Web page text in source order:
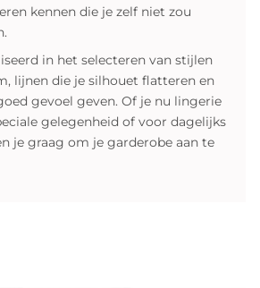
kennen die je zelf niet zou
in het selecteren van stijlen
lijnen die je silhouet flatteren en
gevoel geven. Of je nu lingerie
gelegenheid of voor dagelijks
je graag om je garderobe aan te